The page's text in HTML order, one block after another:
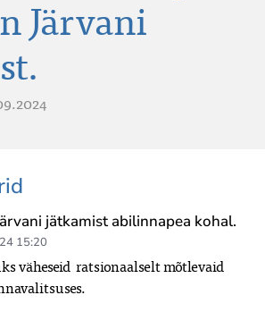
Järvani
jätkamist abilinnapea kohal.
15:20
väheseid  ratsionaalselt mõtlevaid